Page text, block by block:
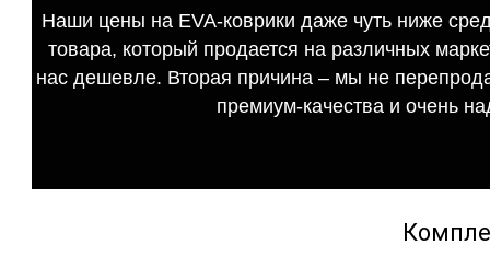
Наши цены на EVA-коврики даже чуть ниже
товара, который продается на различных
нас дешевле. Вторая причина – мы не
премиум-качества и очень